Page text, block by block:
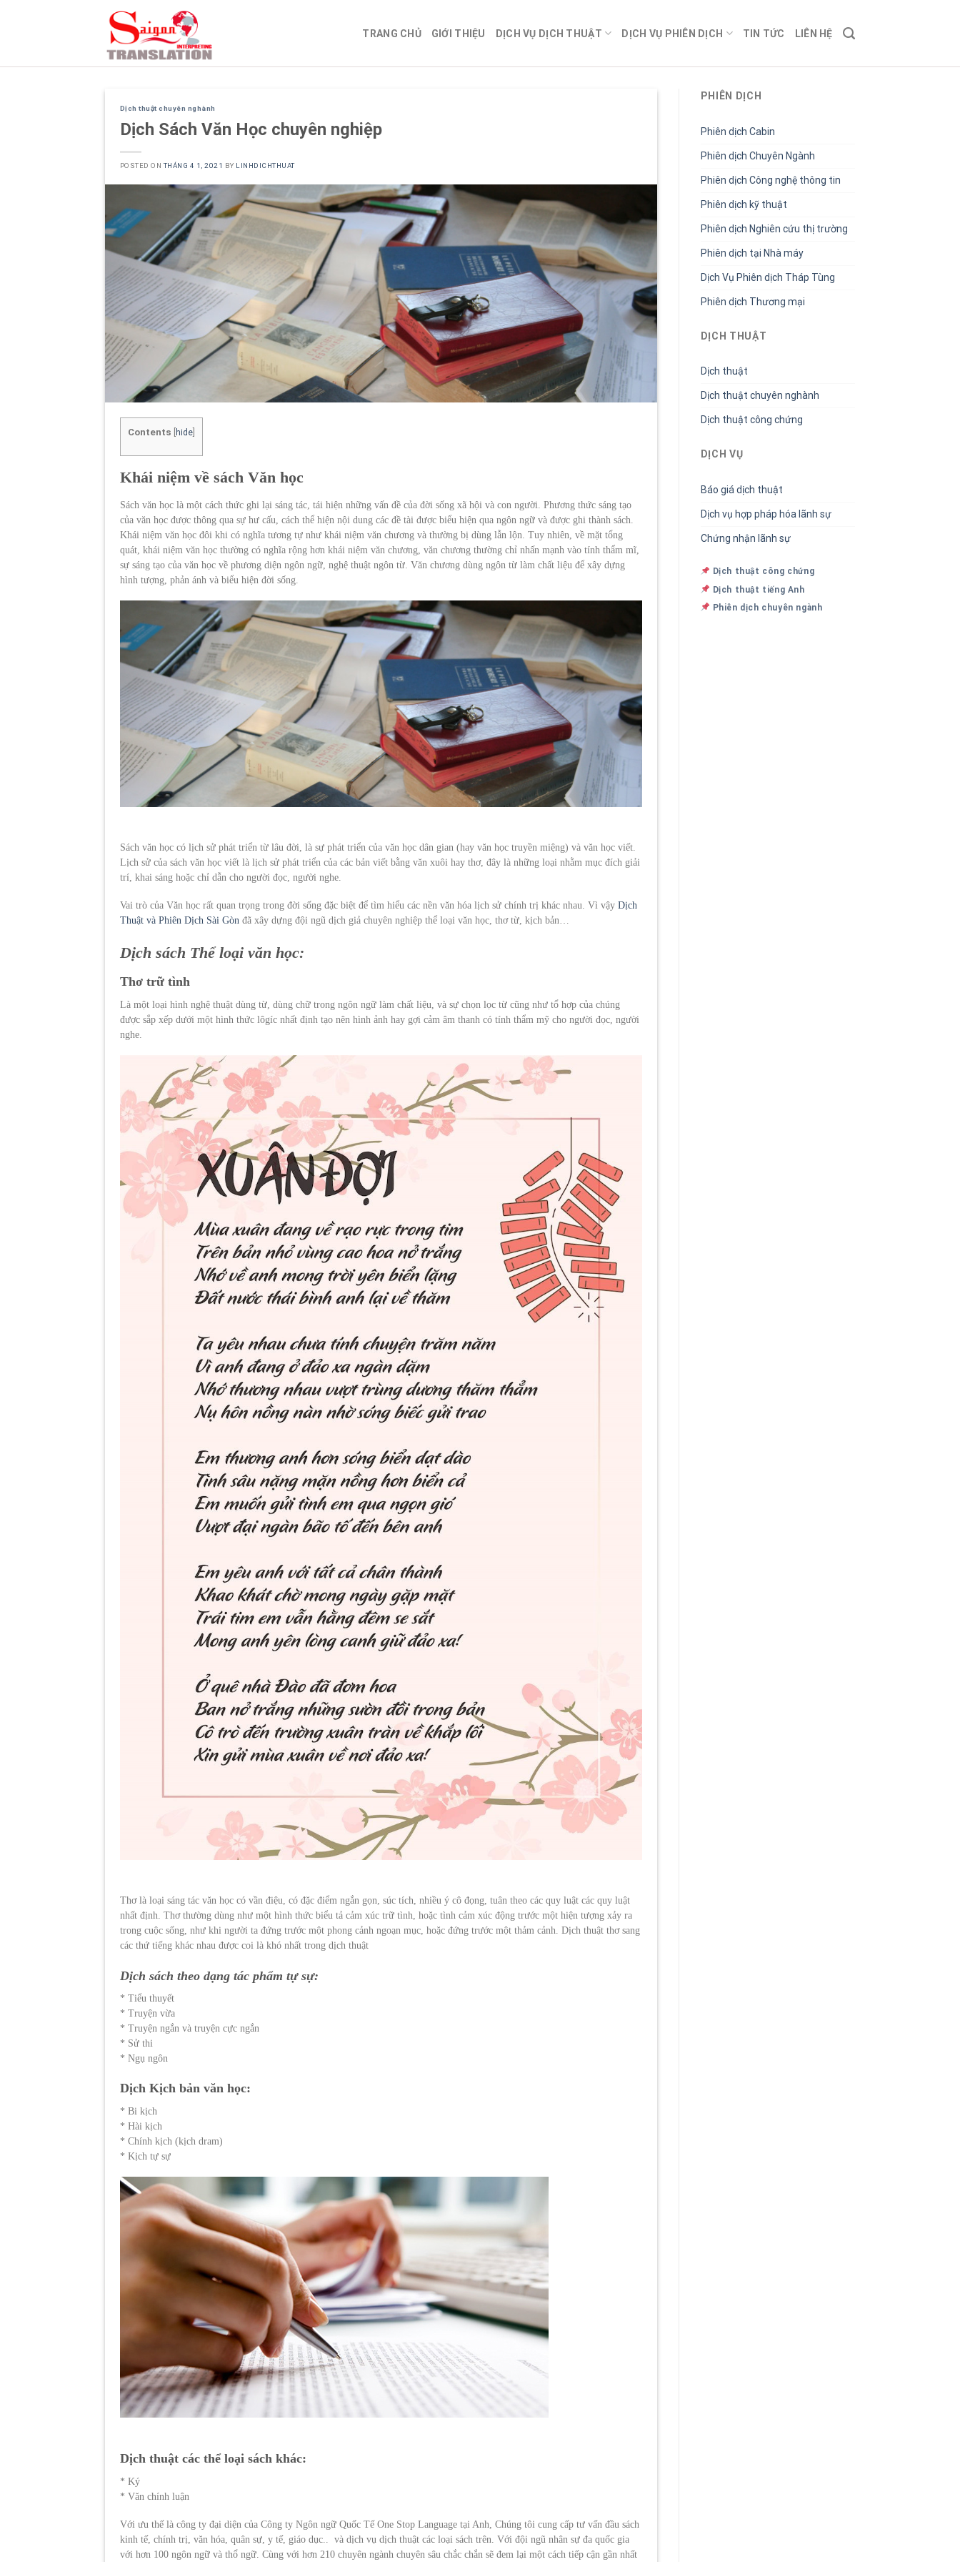
TRANG CHỦ GIỚI THIỆU DỊCH VỤ DỊCH THUẬT DỊCH VỤ PHIÊN DỊCH TIN TỨC LIÊN HỆ
Dịch thuật chuyên nghành
Dịch Sách Văn Học chuyên nghiệp
POSTED ONTHÁNG 4 1, 2021 BY LINHDICHTHUAT
Contents hide
Khái niệm về sách Văn học
Sách văn học là một cách thức ghi lại sáng tác, tái hiện những vấn đề của đời sống xã hội và con người. Phương thức sáng tạo
của văn học được thông qua sự hư cấu, cách thể hiện nội dung các đề tài được biểu hiện qua ngôn ngữ và được ghi thành sách.
Khái niệm văn học đôi khi có nghĩa tương tự như khái niệm văn chương và thường bị dùng lẫn lộn. Tuy nhiên, về mặt tổng
quát, khái niệm văn học thường có nghĩa rộng hơn khái niệm văn chương, văn chương thường chỉ nhấn mạnh vào tính thẩm mĩ,
sự sáng tạo của văn học về phương diện ngôn ngữ, nghệ thuật ngôn từ. Văn chương dùng ngôn từ làm chất liệu để xây dựng
hình tượng, phản ánh và biểu hiện đời sống.
Sách văn học có lịch sử phát triển từ lâu đời, là sự phát triển của văn học dân gian (hay văn học truyền miệng) và văn học viết.
Lịch sử của sách văn học viết là lịch sử phát triển của các bản viết bằng văn xuôi hay thơ, đây là những loại nhằm mục đích giải
trí, khai sáng hoặc chỉ dẫn cho người đọc, người nghe.
Vai trò của Văn học rất quan trọng trong đời sống đặc biệt để tìm hiểu các nền văn hóa lịch sử chính trị khác nhau. Vì vậy Dịch
Thuật và Phiên Dịch Sài Gòn đã xây dựng đội ngũ dịch giả chuyên nghiệp thể loại văn học, thơ từ, kịch bản…
Dịch sách Thể loại văn học:
Thơ trữ tình
Là một loại hình nghệ thuật dùng từ, dùng chữ trong ngôn ngữ làm chất liệu, và sự chọn lọc từ cũng như tổ hợp của chúng
được sắp xếp dưới một hình thức lôgíc nhất định tạo nên hình ảnh hay gợi cảm âm thanh có tính thẩm mỹ cho người đọc, người
nghe.
Thơ là loại sáng tác văn học có vần điệu, có đặc điểm ngắn gọn, súc tích, nhiều ý cô đọng, tuân theo các quy luật các quy luật
nhất định. Thơ thường dùng như một hình thức biểu tả cảm xúc trữ tình, hoặc tình cảm xúc động trước một hiện tượng xảy ra
trong cuộc sống, như khi người ta đứng trước một phong cảnh ngoạn mục, hoặc đứng trước một thảm cảnh. Dịch thuật thơ sang
các thứ tiếng khác nhau được coi là khó nhất trong dịch thuật
Dịch sách theo dạng tác phẩm tự sự:
* Tiểu thuyết
* Truyện vừa
* Truyện ngắn và truyện cực ngắn
* Sử thi
* Ngụ ngôn
Dịch Kịch bản văn học:
* Bi kịch
* Hài kịch
* Chính kịch (kịch dram)
* Kịch tự sự
Dịch thuật các thể loại sách khác:
* Ký
* Văn chính luận
Với ưu thế là công ty đại diện của Công ty Ngôn ngữ Quốc Tế One Stop Language tại Anh, Chúng tôi cung cấp tư vấn đầu sách
kinh tế, chính trị, văn hóa, quân sự, y tế, giáo dục.. và dịch vụ dịch thuật các loại sách trên. Với đội ngũ nhân sự đa quốc gia
với hơn 100 ngôn ngữ và thổ ngữ. Cùng với hơn 210 chuyên ngành chuyên sâu chắc chắn sẽ đem lại một cách tiếp cận gần nhất
PHIÊN DỊCH
Phiên dịch Cabin
Phiên dịch Chuyên Ngành
Phiên dịch Công nghệ thông tin
Phiên dịch kỹ thuật
Phiên dịch Nghiên cứu thị trường
Phiên dịch tại Nhà máy
Dịch Vụ Phiên dịch Tháp Tùng
Phiên dịch Thương mại
DỊCH THUẬT
Dịch thuật
Dịch thuật chuyên nghành
Dịch thuật công chứng
DỊCH VỤ
Báo giá dịch thuật
Dịch vụ hợp pháp hóa lãnh sự
Chứng nhận lãnh sự
Dịch thuật công chứng
Dịch thuật tiếng Anh
Phiên dịch chuyên ngành